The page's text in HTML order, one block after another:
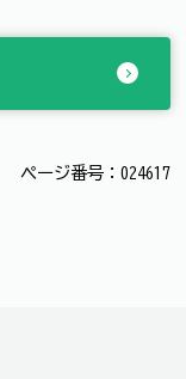
ページ番号：024617